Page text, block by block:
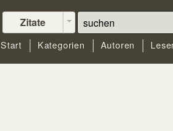
Zitate
Start Kategorien Autoren